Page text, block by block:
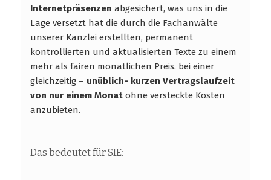
Internetpräsenzen abgesichert, was uns in die
Lage versetzt hat die durch die Fachanwälte
unserer Kanzlei erstellten, permanent
kontrollierten und aktualisierten Texte zu einem
mehr als fairen monatlichen Preis. bei einer
gleichzeitig – unüblich- kurzen Vertragslaufzeit
von nur einem Monat ohne versteckte Kosten
anzubieten.
Das bedeutet für SIE: